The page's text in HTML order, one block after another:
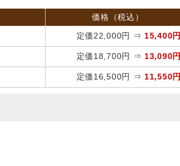
価格（税込）
定価22,000円 ⇒ 15,400円
定価18,700円 ⇒ 13,090円
定価16,500円 ⇒ 11,550円